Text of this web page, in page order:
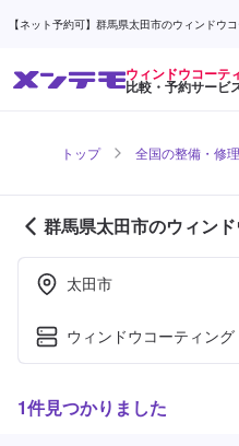
【ネット予約可】群馬県太田市のウィンドウ
ウィンドウコーテ
比較・予約サービ
トップ 全国の整備・修
群馬県太田市のウィン
ィング対応店舗紹介 (1
太田市
ウィンドウコーティング
1件見つかりました